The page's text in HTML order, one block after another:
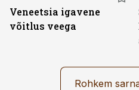
Veneetsia igavene
võitlus veega
Rohkem